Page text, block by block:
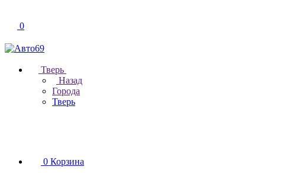
0
Тверь
Назад
Города
Тверь
0 Корзина